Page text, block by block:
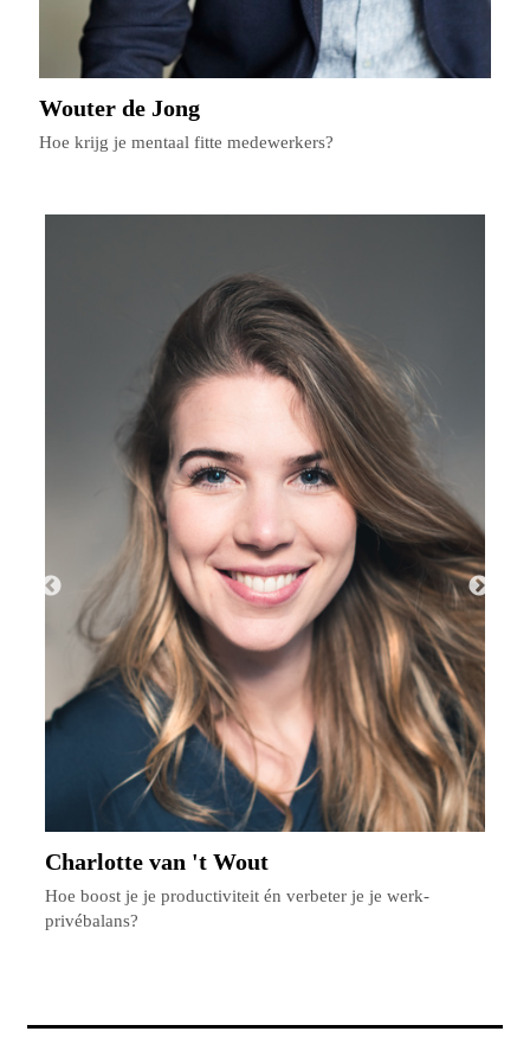
Wouter de Jong
Hoe krijg je mentaal fitte medewerkers?
Charlotte van 't Wout
Hoe boost je je productiviteit én verbeter je je werk-
privébalans?